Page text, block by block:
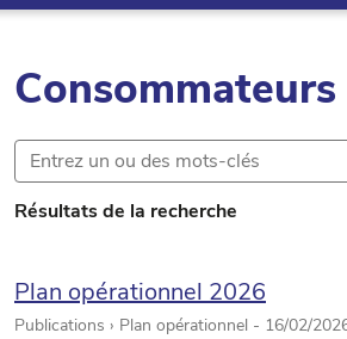
Résultats de la recherche
Plan opérationnel 2026
Publications › Plan opérationnel - 16/02/